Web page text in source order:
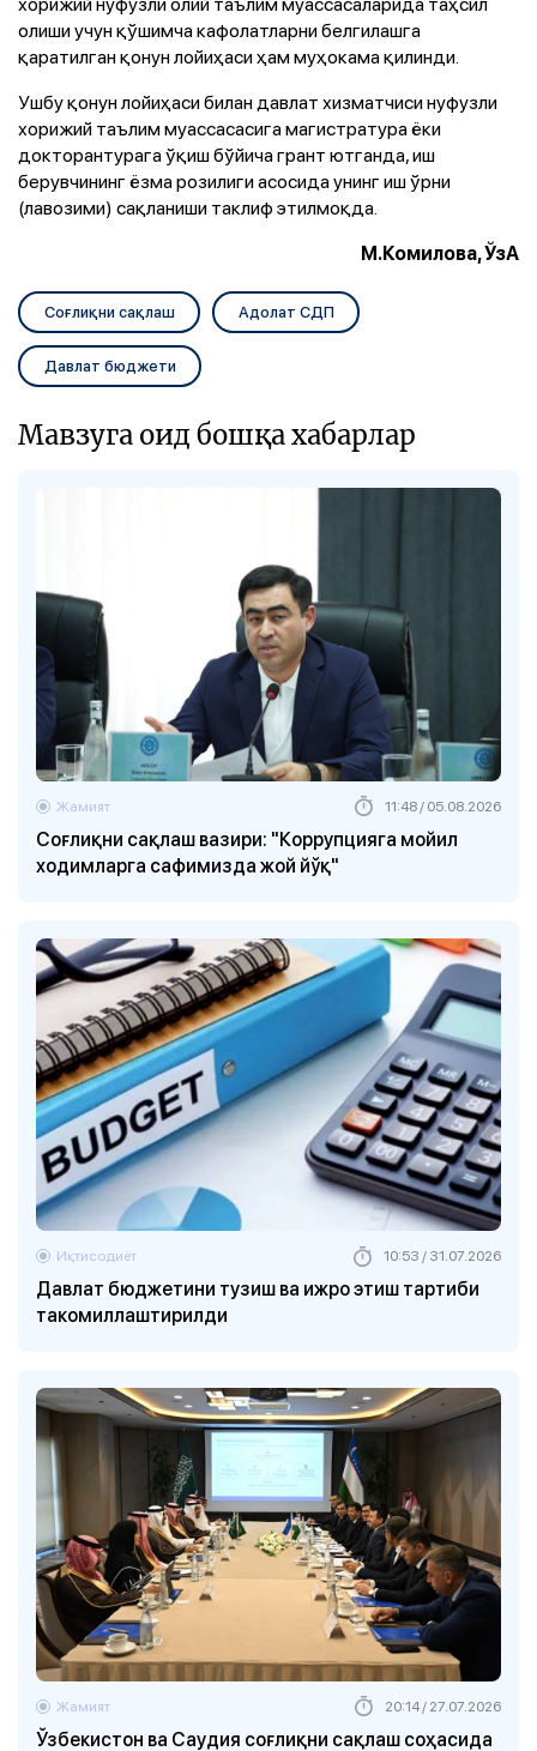
олиши учун қўшимча кафолатларни белгилашга
қаратилган қонун лойиҳаси ҳам муҳокама қилинди.
Ушбу қонун лойиҳаси билан давлат хизматчиси нуфузли
хорижий таълим муассасасига магистратура ёки
докторантурага ўқиш бўйича грант ютганда, иш
берувчининг ёзма розилиги асосида унинг иш ўрни
(лавозими) сақланиши таклиф этилмоқда.
М.Комилова, ЎзА
Соғлиқни сақлаш Адолат СДП
Давлат бюджети
Мавзуга оид бошқа хабарлар
Соғлиқни сақлаш вазири: "Коррупцияга мойил
ходимларга сафимизда жой йўқ"
Жамият 11:48 / 05.08.2026
Давлат бюджетини тузиш ва ижро этиш тартиби
такомиллаштирилди
Иқтисодиёт 10:53 / 31.07.2026
Ўзбекистон ва Саудия соғлиқни сақлаш соҳасида
Жамият 20:14 / 27.07.2026